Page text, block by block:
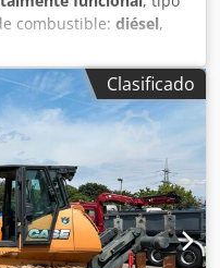
combustible: diésel,
de ejes:
fabricación:1977,
en buen estado
Clasificado